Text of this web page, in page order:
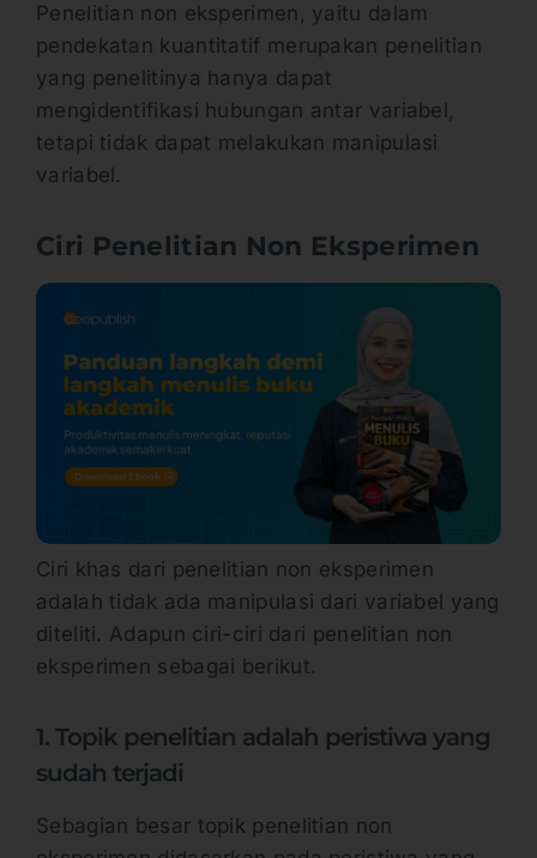
Penelitian non eksperimen, yaitu dalam
pendekatan kuantitatif merupakan penelitian
yang penelitinya hanya dapat
mengidentifikasi hubungan antar variabel,
tetapi tidak dapat melakukan manipulasi
variabel.
Ciri Penelitian Non Eksperimen
Ciri khas dari penelitian non eksperimen
adalah tidak ada manipulasi dari variabel yang
diteliti. Adapun ciri-ciri dari penelitian non
eksperimen sebagai berikut.
1. Topik penelitian adalah peristiwa yang
sudah terjadi
Sebagian besar topik penelitian non